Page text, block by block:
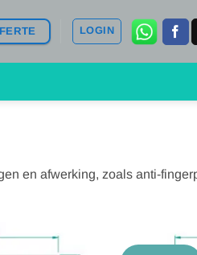
LOGIN
en afwerking, zoals anti-